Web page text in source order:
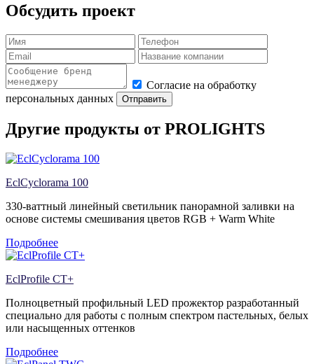
Обсудить проект
Согласие на обработку
персональных данных
Отправить
Другие продукты от PROLIGHTS
EclCyclorama 100
330-ваттный линейный светильник панорамной заливки на
основе системы смешивания цветов RGB + Warm White
Подробнее
EclProfile CT+
Полноцветный профильный LED прожектор разработанный
специально для работы с полным спектром пастельных, белых
или насыщенных оттенков
Подробнее